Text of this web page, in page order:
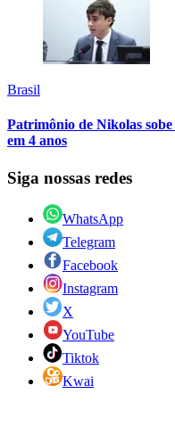
Brasil
Patrimônio de Nikolas
em 4 anos
Siga nossas redes
WhatsApp
Telegram
Facebook
Instagram
X
YouTube
Tiktok
Kwai